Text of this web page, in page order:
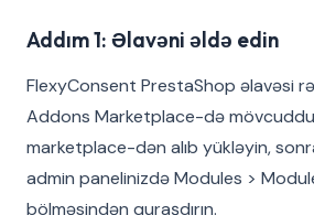
Addım 1: Əlavəni əldə edin
FlexyConsent PrestaShop əlavəsi
Addons Marketplace-də
marketplace-dən alıb yükləyin,
admin panelinizdə Modules >
bölməsindən quraşdırın.